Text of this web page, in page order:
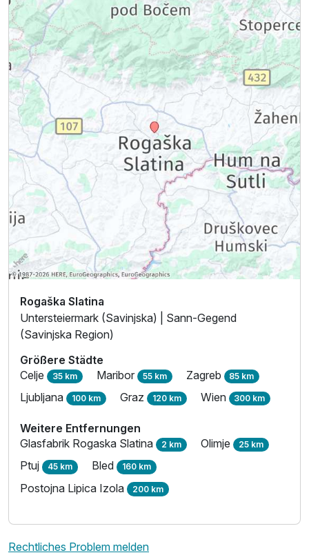
Rogaška Slatina
Untersteiermark (Savinjska) | Sann-Gegend
(Savinjska Region)
Größere Städte
Celje 35 km Maribor 55 km Zagreb 85 km
Ljubljana 100 km Graz 120 km Wien 300 km
Weitere Entfernungen
Glasfabrik Rogaska Slatina 2 km Olimje 25 km
Ptuj 45 km Bled 160 km
Postojna Lipica Izola 200 km
Rechtliches Problem melden